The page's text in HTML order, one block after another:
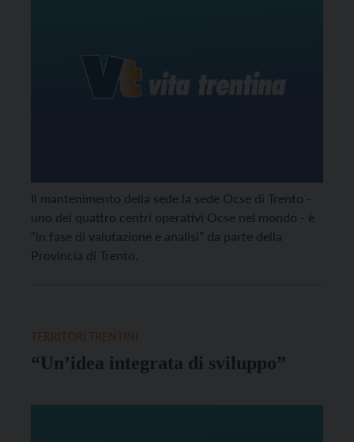
Il mantenimento della sede la sede Ocse di Trento -
uno dei quattro centri operativi Ocse nel mondo - è
“in fase di valutazione e analisi” da parte della
Provincia di Trento.
“Un’idea integrata di sviluppo”